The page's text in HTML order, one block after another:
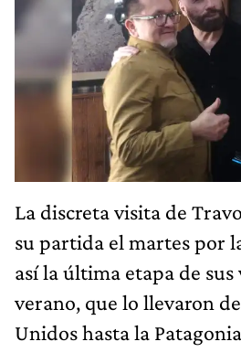
La discreta visita de
su partida el martes por
así la última etapa de sus
verano, que lo llevaron
Unidos hasta la